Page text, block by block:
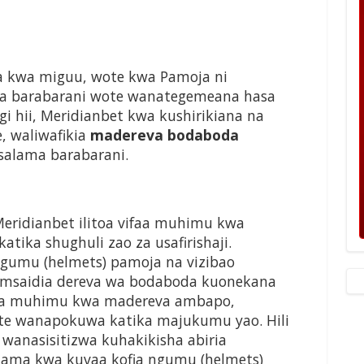
kwa miguu, wote kwa Pamoja ni
barabarani wote wanategemeana hasa
hii, Meridianbet kwa kushirikiana na
waliwafikia madereva bodaboda
barabarani.
ilitoa vifaa muhimu kwa
shughuli zao za usafirishaji.
(helmets) pamoja na vizibao
dereva wa bodaboda kuonekana
muhimu kwa madereva ambapo,
wanapokuwa katika majukumu yao. Hili
kuhakikisha abiria
kwa kuvaa kofia ngumu (helmets)